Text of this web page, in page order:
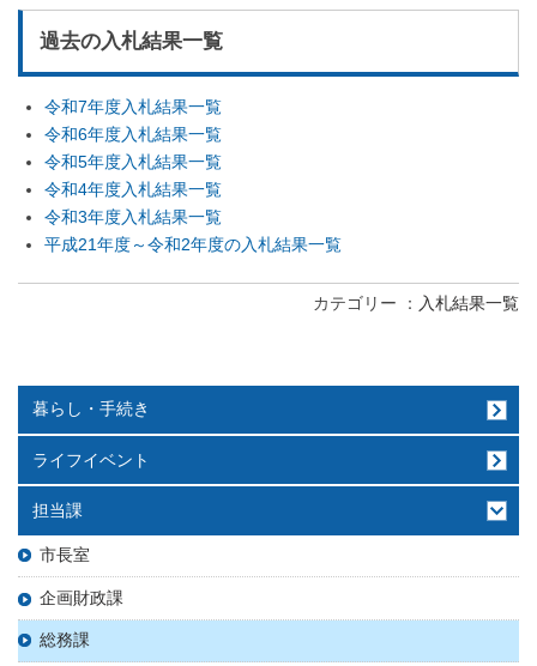
過去の入札結果一覧
令和7年度入札結果一覧
令和6年度入札結果一覧
令和5年度入札結果一覧
令和4年度入札結果一覧
令和3年度入札結果一覧
平成21年度～令和2年度の入札結果一覧
カテゴリー 入札結果一覧
暮らし・手続き
ライフイベント
担当課
市長室
企画財政課
総務課